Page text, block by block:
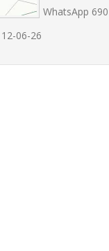
WhatsApp
12-06-26